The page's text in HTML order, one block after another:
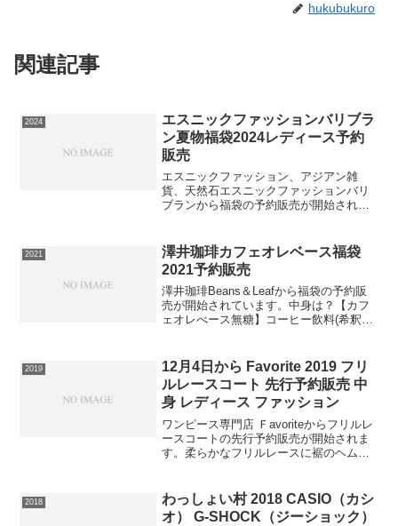
hukubukuro
関連記事
2024
エスニックファッションバリブラ
ン夏物福袋2024レディース予約
販売
エスニックファッション、アジアン雑
貨、天然石エスニックファッションバリ
ブランから福袋の予約販売が開始されて
中身は最大3倍！トップス、アウター、ボ
トム、スカート、ストール...
2021
澤井珈琲カフェオレベース福袋
2021予約販売
澤井珈琲Beans＆Leafから福袋の予約販
売が開始されています。中身は？【カフ
ェオレべース無糖】コーヒー飲料(希釈用)
珈琲で人気のスペシャルティコーヒー
を...
2019
12月4日から Favorite 2019 フリ
ルレースコート 先行予約販売 中
身 レディース ファッション
ワンピース専門店 Ｆavoriteからフリルレ
ースコートの先行予約販売が開始されま
す。柔らかなフリルレースに裾のヘムラ
品で大きめなパールボタンと裾内側には
スナップボタン...
2018
わっしょい村 2018 CASIO（カシ
オ） G-SHOCK（ジーショック）